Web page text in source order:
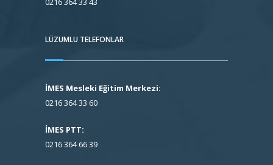
LÜZUMLU TELEFONLAR
İMES Mesleki Eğitim Merkezi:
0216 364 33 60
İMES PTT:
0216 364 66 39